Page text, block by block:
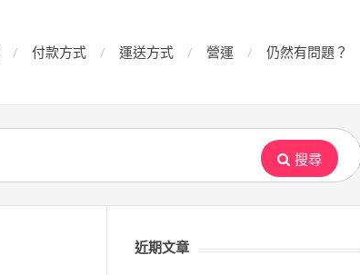
付款方式 運送方式 營運 仍然有問題？
搜尋
近期文章